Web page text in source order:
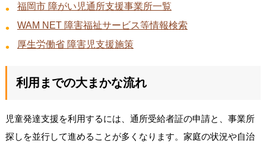
福岡市 障がい児通所支援事業所一覧
WAM NET 障害福祉サービス等情報検索
厚生労働省 障害児支援施策
利用までの大まかな流れ
児童発達支援を利用するには、通所受給者証の申請と、事業所
探しを並行して進めることが多くなります。家庭の状況や自治